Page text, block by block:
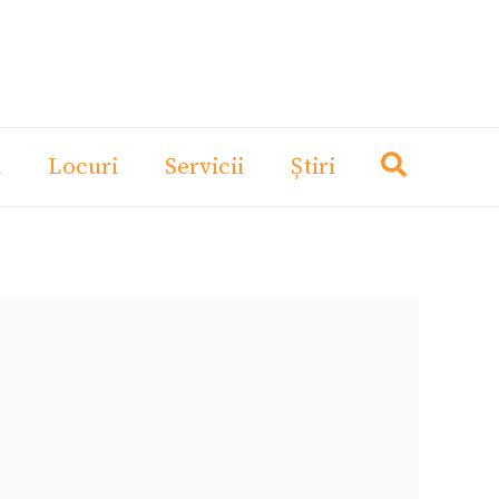
Locuri Servicii Știri